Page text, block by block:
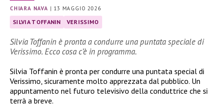
CHIARA NAVA | 13 MAGGIO 2026
SILVIA TOFFANIN VERISSIMO
Silvia Toffanin è pronta a condurre una puntata speciale di
Verissimo. Ecco cosa c’è in programma.
Silvia Toffanin è pronta per condurre una puntata special di
Verissimo, sicuramente molto apprezzata dal pubblico. Un
appuntamento nel futuro televisivo della conduttrice che si
terrà a breve.